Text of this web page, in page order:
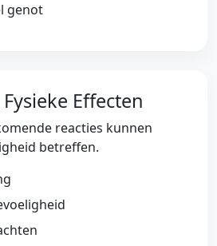
genot
Effecten
reacties kunnen
betreffen.